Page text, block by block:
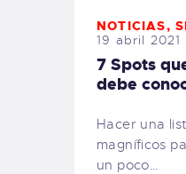
NOTICIAS,
19 abril 2021
7 Spots
debe
Hacer una
magníficos
un poco…